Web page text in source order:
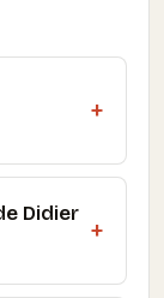
Didier